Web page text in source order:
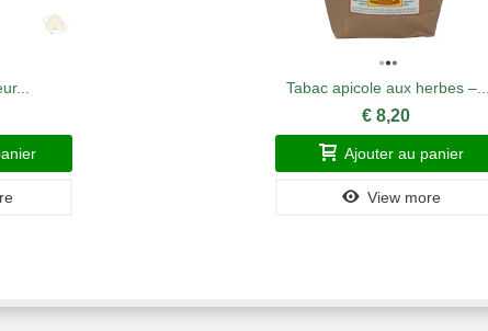
Tabac apicole aux herbes –...
€ 8,20
Ajouter au panier
View more